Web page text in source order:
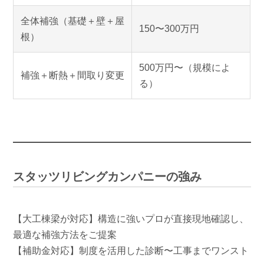
全体補強（基礎＋壁＋屋
根）
150〜300万円
補強＋断熱＋間取り変更
500万円〜（規模によ
る）
スタッツリビングカンパニーの強み
【大工棟梁が対応】構造に強いプロが直接現地確認し、
最適な補強方法をご提案
【補助金対応】制度を活用した診断〜工事までワンスト